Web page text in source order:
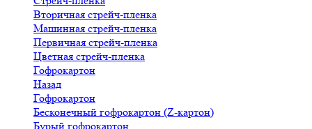
Вторичная стрейч-пленка
Машинная стрейч-пленка
Первичная стрейч-пленка
Цветная стрейч-пленка
Гофрокартон
Назад
Гофрокартон
Бесконечный гофрокартон (Z-картон)
Бурый гофрокартон